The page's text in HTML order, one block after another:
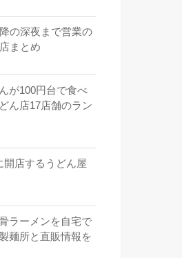
の深夜まで営業の
まとめ
が100円台で食べ
ん店17店舗のラン
開店するうどん屋
ラーメンを自宅で
麺所と直販情報を